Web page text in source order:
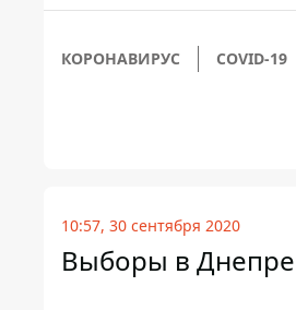
КОРОНАВИРУС COVID-19
10:57, 30 сентября 2020
Выборы в